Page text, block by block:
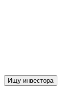
Ищу инвестора